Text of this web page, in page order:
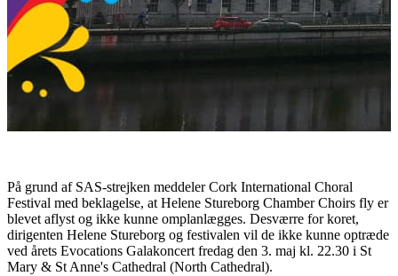
På grund af SAS-strejken meddeler Cork International Choral
Festival med beklagelse, at Helene Stureborg Chamber Choirs fly er
blevet aflyst og ikke kunne omplanlægges. Desværre for koret,
dirigenten Helene Stureborg og festivalen vil de ikke kunne optræde
ved årets Evocations Galakoncert fredag den 3. maj kl. 22.30 i St
Mary & St Anne's Cathedral (North Cathedral).